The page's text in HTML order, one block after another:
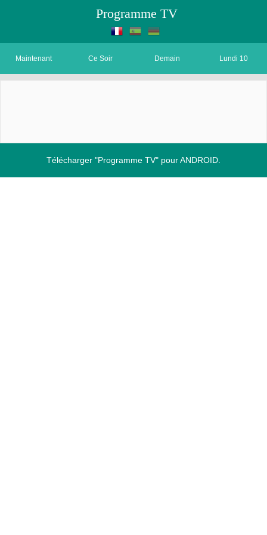
Programme TV
Maintenant Ce Soir Demain Lundi 10
Télécharger "Programme TV" pour ANDROID.